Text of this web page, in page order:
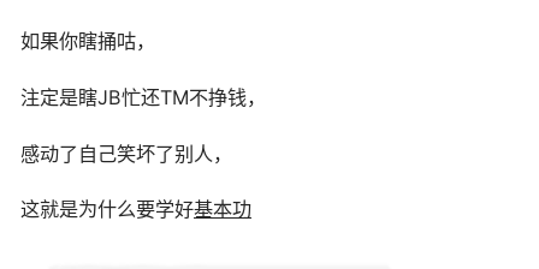
如果你瞎捅咕，
注定是瞎JB忙还TM不挣钱，
感动了自己笑坏了别人，
这就是为什么要学好基本功